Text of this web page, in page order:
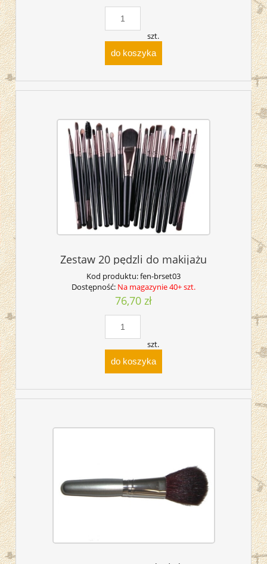
szt.
do koszyka
Zestaw 20 pędzli do makijażu
Kod produktu:fen-brset03
Dostępność: Na magazynie 40+ szt.
76,70 zł
szt.
do koszyka